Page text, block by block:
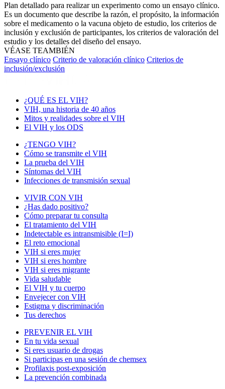
Plan detallado para realizar un experimento como un ensayo clínico.
Es un documento que describe la razón, el propósito, la información
sobre el medicamento o la vacuna objeto de estudio, los criterios de
inclusión y exclusión de participantes, los criterios de valoración del
estudio y los detalles del diseño del ensayo.
VÉASE TEAMBIÉN
Ensayo clínico Criterio de valoración clínico Criterios de
inclusión/exclusión
¿QUÉ ES EL VIH?
VIH, una historia de 40 años
Mitos y realidades sobre el VIH
El VIH y los ODS
¿TENGO VIH?
Cómo se transmite el VIH
La prueba del VIH
Síntomas del VIH
Infecciones de transmisión sexual
VIVIR CON VIH
¿Has dado positivo?
Cómo preparar tu consulta
El tratamiento del VIH
Indetectable es intransmisible (I=I)
El reto emocional
VIH si eres mujer
VIH si eres hombre
VIH si eres migrante
Vida saludable
El VIH y tu cuerpo
Envejecer con VIH
Estigma y discriminación
Tus derechos
PREVENIR EL VIH
En tu vida sexual
Si eres usuario de drogas
Si participas en una sesión de chemsex
Profilaxis post-exposición
La prevención combinada